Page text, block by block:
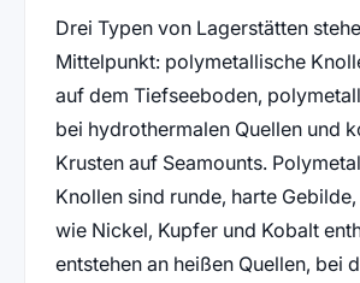
Drei Typen von Lagerstätten
Mittelpunkt: polymetallische
auf dem Tiefseeboden,
bei hydrothermalen Quellen und
Krusten auf Seamounts.
Knollen sind runde, harte
wie Nickel, Kupfer und Kobalt
entstehen an heißen Quellen, bei